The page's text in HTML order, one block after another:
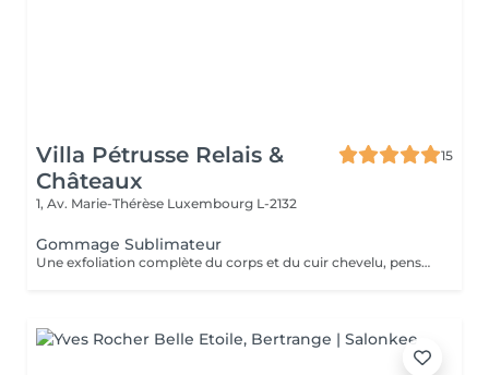
Villa Pétrusse Relais &
Châteaux
15
1, Av. Marie-Thérèse Luxembourg L-2132
Gommage Sublimateur
Une exfoliation complète du corps et du cuir chevelu, pensée comme un nouveau départ pour la peau. Les grains fins éliminent les cellules mortes, affinent le grain de peau et préparent le corps à mieux recevoir les soins qui suivront. Une peau neuve, douce et lumineuse, du cuir chevelu jusqu'au bout des pieds.